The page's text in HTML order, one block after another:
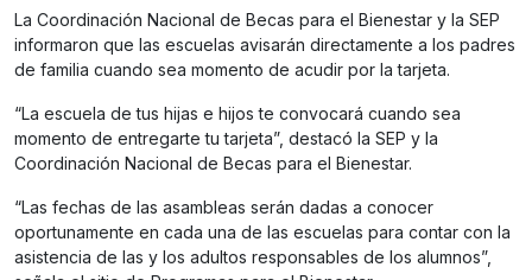
La Coordinación Nacional de Becas para el Bienestar y la SEP
informaron que las escuelas avisarán directamente a los padres
de familia cuando sea momento de acudir por la tarjeta.
“La escuela de tus hijas e hijos te convocará cuando sea
momento de entregarte tu tarjeta”, destacó la SEP y la
Coordinación Nacional de Becas para el Bienestar.
“Las fechas de las asambleas serán dadas a conocer
oportunamente en cada una de las escuelas para contar con la
asistencia de las y los adultos responsables de los alumnos”,